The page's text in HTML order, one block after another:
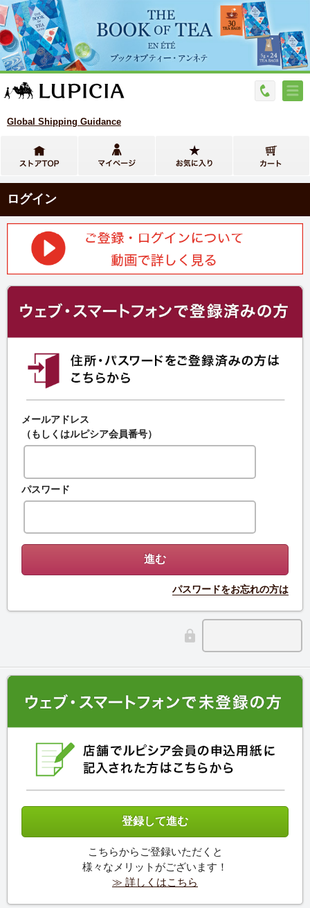
Global Shipping Guidance
ログイン
メールアドレス
（もしくはルピシア会員番号）
パスワード
パスワードをお忘れの方は
こちらからご登録いただくと
様々なメリットがございます！
≫ 詳しくはこちら